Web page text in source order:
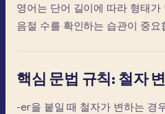
영어는 단어 길이에 따라 형태가
음절 수를 확인하는 습관이 중요
핵심 문법 규칙: 철자
-er을 붙일 때 철자가 변하는 경